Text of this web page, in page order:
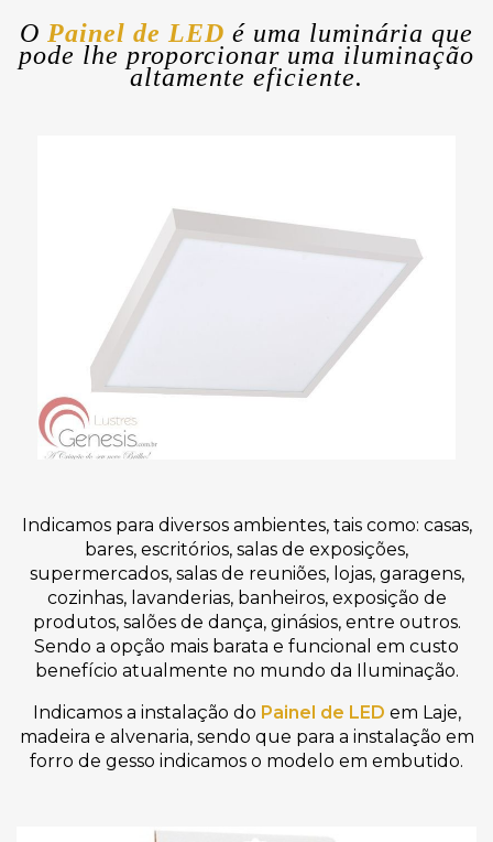
O Painel de LED é uma luminária que
pode lhe proporcionar uma iluminação
altamente eficiente.
Indicamos para diversos ambientes, tais como: casas,
bares, escritórios, salas de exposições,
supermercados, salas de reuniões, lojas, garagens,
cozinhas, lavanderias, banheiros, exposição de
produtos, salões de dança, ginásios, entre outros.
Sendo a opção mais barata e funcional em custo
benefício atualmente no mundo da Iluminação.
Indicamos a instalação do Painel de LED em Laje,
madeira e alvenaria, sendo que para a instalação em
forro de gesso indicamos o modelo em embutido.